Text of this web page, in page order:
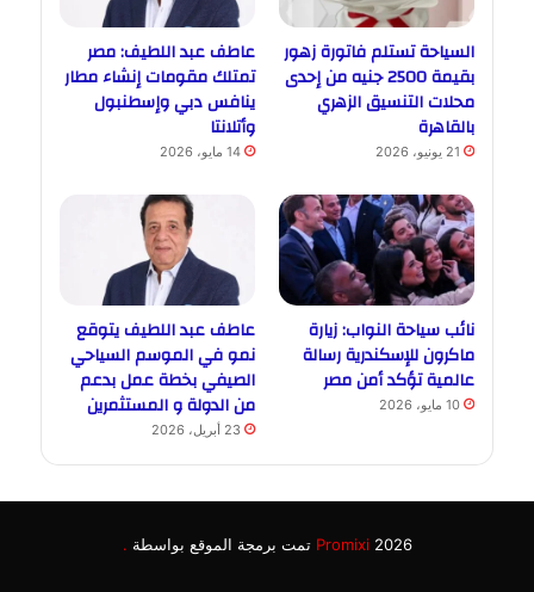
السياحة تستلم فاتورة زهور
بقيمة 2500 جنيه من إحدى
محلات التنسيق الزهري
بالقاهرة
21 يونيو، 2026
عاطف عبد اللطيف: مصر
تمتلك مقومات إنشاء مطار
ينافس دبي وإسطنبول
وأتلانتا
14 مايو، 2026
نائب سياحة النواب: زيارة
ماكرون للإسكندرية رسالة
عالمية تؤكد أمن مصر
10 مايو، 2026
عاطف عبد اللطيف يتوقع
نمو في الموسم السياحي
الصيفي بخطة عمل بدعم
من الدولة و المستثمرين
23 أبريل، 2026
Promixi2026 تمت برمجة الموقع بواسطة .